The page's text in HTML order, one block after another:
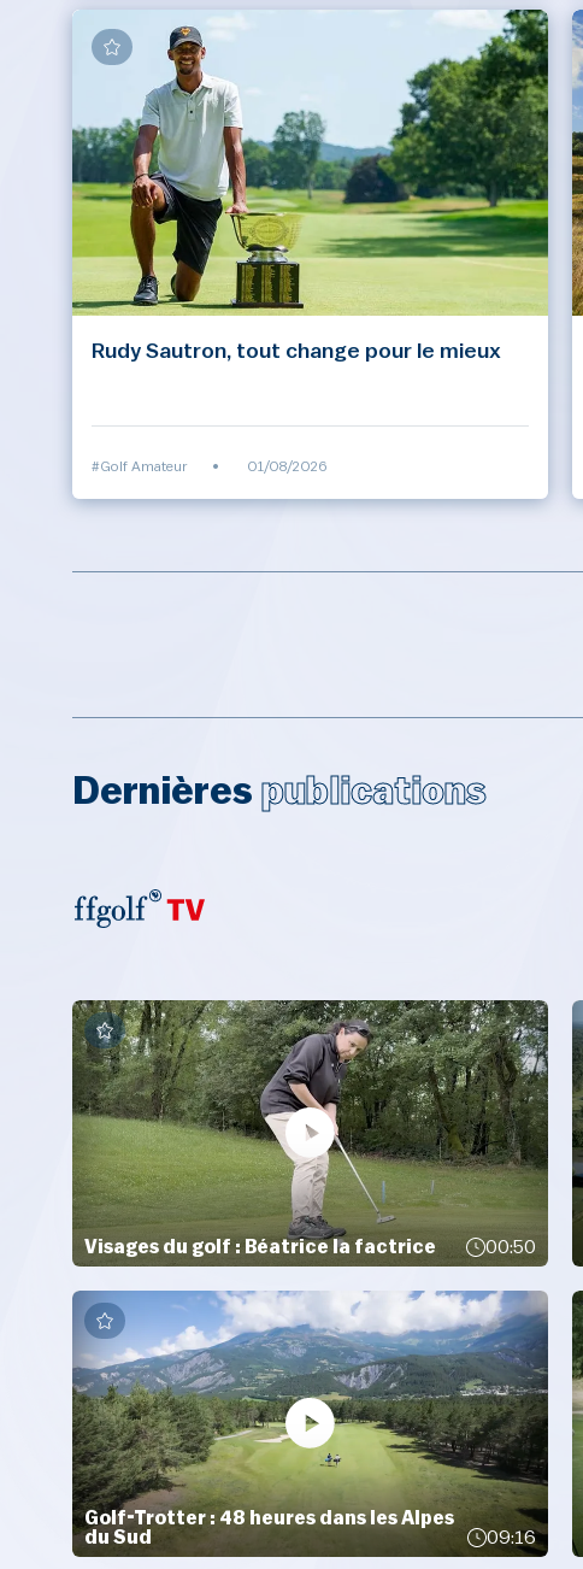
Rudy Sautron, tout change pour le mieux
#Golf Amateur • 01/08/2026
Dernières publications
Visages du golf : Béatrice la factrice 00:50
Golf-Trotter : 48 heures dans les Alpes
du Sud
09:16